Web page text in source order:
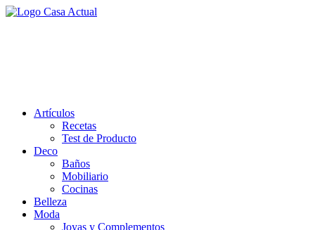
Saltar
Artículos
Recetas
Test de Producto
Deco
Baños
Mobiliario
Cocinas
Belleza
Moda
Joyas y Complementos